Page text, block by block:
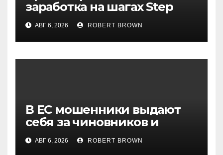
заработка на шагах Step
App закрывается спустя
четыре года работы
АВГ 6, 2026 ROBERT BROWN
В ЕС мошенники выдают
себя за чиновников и
лицензированные по MiCA
биржи
АВГ 6, 2026 ROBERT BROWN